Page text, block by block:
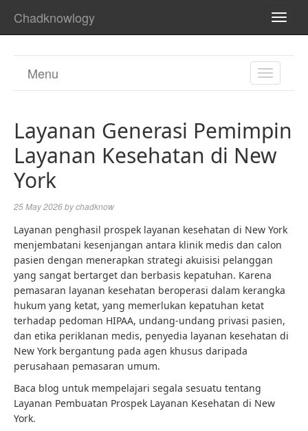
Chadknowlogy
TOGGLE
Menu
Layanan Generasi Pemimpin
Layanan Kesehatan di New
York
25 May 2026bychadknow
Layanan penghasil prospek layanan kesehatan di New York
menjembatani kesenjangan antara klinik medis dan calon
pasien dengan menerapkan strategi akuisisi pelanggan
yang sangat bertarget dan berbasis kepatuhan. Karena
pemasaran layanan kesehatan beroperasi dalam kerangka
hukum yang ketat, yang memerlukan kepatuhan ketat
terhadap pedoman HIPAA, undang-undang privasi pasien,
dan etika periklanan medis, penyedia layanan kesehatan di
New York bergantung pada agen khusus daripada
perusahaan pemasaran umum.
Baca blog untuk mempelajari segala sesuatu tentang
Layanan Pembuatan Prospek Layanan Kesehatan di New
York.